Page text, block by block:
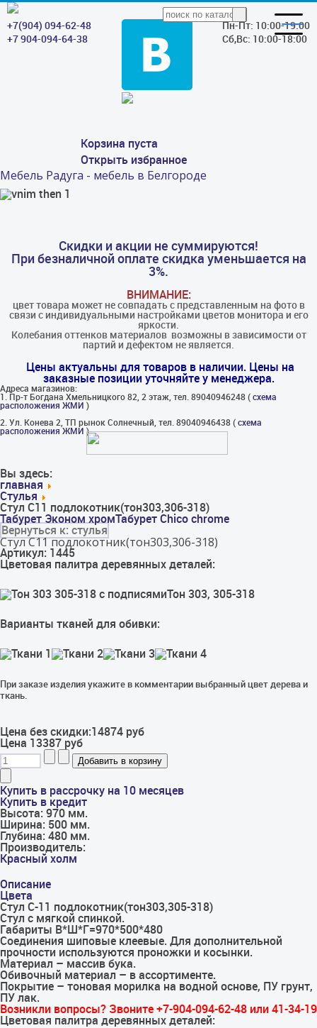
+7(904) 094-62-48
+7 904-094-64-38
Пн-Пт: 10:00-19:00
Сб,Вс: 10:00-18:00
Корзина пуста
Открыть избранное
Мебель Радуга - мебель в Белгороде
Скидки и акции не суммируются!
При безналичной оплате скидка уменьшается на
3%.
ВНИМАНИЕ:
цвет товара может не совпадать с представленным на фото в
связи с индивидуальными настройками цветов монитора и его
яркости.
Колебания оттенков материалов​ ​ возможны в зависимости от
партий и дефектом не является.
Цены актуальны для товаров в наличии. Цены на
заказные позиции уточняйте у менеджера.
Адреса магазинов:
1. Пр-т Богдана Хмельницкого 82, 2 этаж, тел. 89040946248 ( схема
расположения ЖМИ )
2. Ул. Конева 2, ТП рынок Солнечный, тел. 89040946438 ( схема
расположения ЖМИ )
Вы здесь:
главная
Стулья
Стул С11 подлокотник(тон303,306-318)
Табурет Эконом хромТабурет Chico chrome
Вернуться к: стулья
Стул С11 подлокотник(тон303,306-318)
Артикул: 1445
Цветовая палитра деревянных деталей:
Тон 303, 305-318
Варианты тканей для обивки:
При заказе изделия укажите в комментарии выбранный цвет дерева и
ткань.
Цена без скидки:14874 руб
Цена 13387 руб
Купить в рассрочку на 10 месяцев
Купить в кредит
Высота: 970 мм.
Ширина: 500 мм.
Глубина: 480 мм.
Производитель:
Красный холм
Описание
Цвета
Стул С-11 подлокотник(тон303,305-318)
Стул с мягкой спинкой.
Габариты В*Ш*Г=970*500*480
Соединения шиповые клеевые. Для дополнительной
прочности используются проножки и косынки.
Материал – массив бука.
Обивочный материал – в ассортименте.
Покрытие – тоновая морилка на водной основе, ПУ грунт,
ПУ лак.
Возникли вопросы? Звоните +7-904-094-62-48 или 41-34-19
Цветовая палитра деревянных деталей: